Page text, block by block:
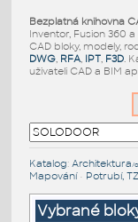
Bezplatná knihovna
Inventor, Fusion 360
CAD bloky, modely,
DWG, RFA, IPT, F3D.
uživateli CAD a BIM
Katalog: Architektura/
Mapování• Potrubí,
Vybrané